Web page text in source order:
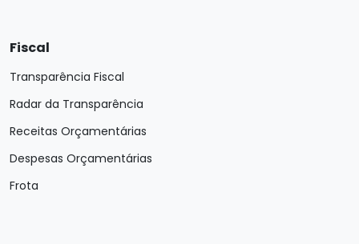
Fiscal
Transparência Fiscal
Radar da Transparência
Receitas Orçamentárias
Despesas Orçamentárias
Frota